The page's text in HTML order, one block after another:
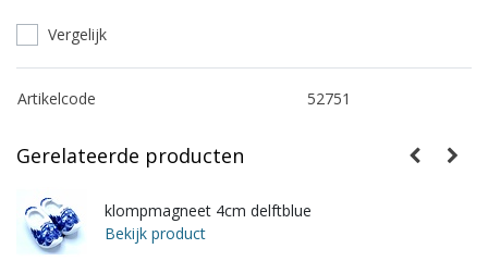
Vergelijk
Artikelcode 52751
Gerelateerde producten
klompmagneet 4cm delftblue
Bekijk product